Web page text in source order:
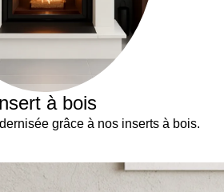
à bois
grâce à nos inserts à bois.